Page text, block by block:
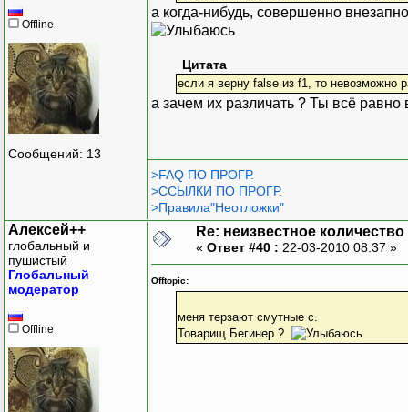
Offline
Сообщений: 13
а когда-нибудь, совершенно
Цитата
если я верну false из f1, то невозможно
а зачем их различать ? Ты всё
>FAQ ПО ПРОГР.
>ССЫЛКИ ПО ПРОГР.
>Правила"Неотложки"
Алексей++
глобальный и
пушистый
Глобальный
модератор
Offline
Re: неизвестное
« Ответ #40 : 22-03-2010 08:37 »
Offtopic:
меня терзают смутные с.
Товарищ Бегинер ?